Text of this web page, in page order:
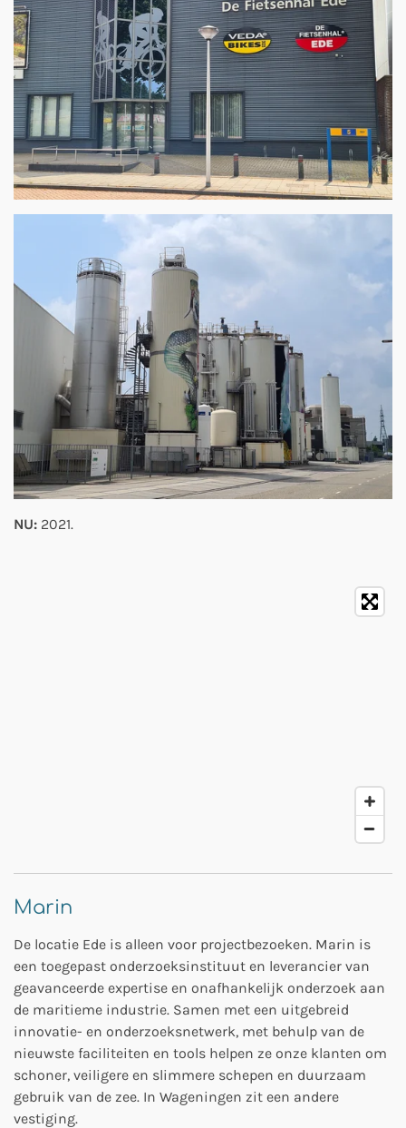
NU: 2021.
Marin
De locatie Ede is alleen voor projectbezoeken. Marin is
een toegepast onderzoeksinstituut en leverancier van
geavanceerde expertise en onafhankelijk onderzoek aan
de maritieme industrie. Samen met een uitgebreid
innovatie- en onderzoeksnetwerk, met behulp van de
nieuwste faciliteiten en tools helpen ze onze klanten om
schoner, veiligere en slimmere schepen en duurzaam
gebruik van de zee. In Wageningen zit een andere
vestiging.